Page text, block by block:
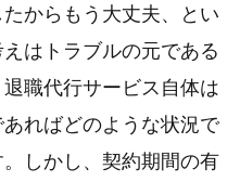
からもう大丈夫、とい
はトラブルの元である
職代行サービス自体は
ればどのような状況で
しかし、契約期間の有